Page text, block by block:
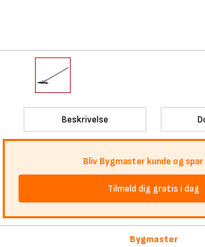
Beskrivelse
Bliv Bygmaster kunde og
Tilmeld dig gratis i dag
Bygmaster